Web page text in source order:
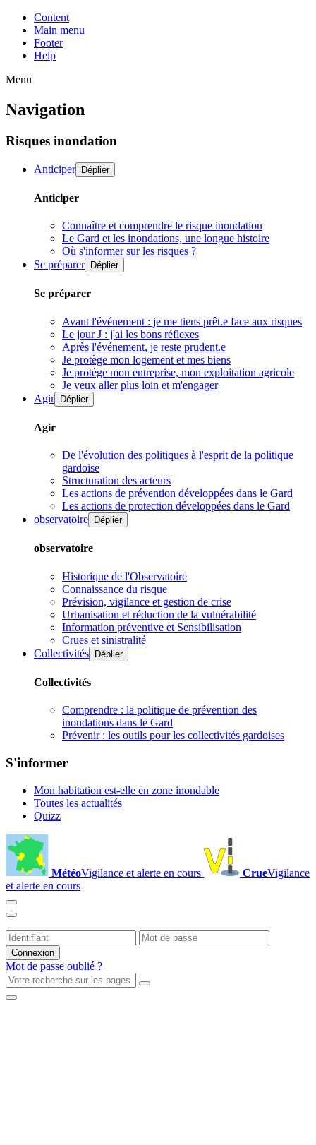
Content
Main menu
Footer
Help
Menu
Navigation
Risques inondation
Anticiper Déplier
Anticiper
Connaître et comprendre le risque inondation
Le Gard et les inondations, une longue histoire
Où s'informer sur les risques ?
Se préparer
Déplier
Se préparer
Avant l'événement : je me tiens prêt.e face aux risques
Le jour J : j'ai les bons réflexes
Après l'événement, je reste prudent.e
Je protège mon logement et mes biens
Je protège mon entreprise, mon exploitation agricole
Je veux aller plus loin et m'engager
Agir Déplier
Agir
De l'évolution des politiques à l'esprit de la politique
gardoise
Structuration des acteurs
Les actions de prévention développées dans le Gard
Les actions de protection développées dans le Gard
observatoire
Déplier
observatoire
Historique de l'Observatoire
Connaissance du risque
Prévision, vigilance et gestion de crise
Urbanisation et réduction de la vulnérabilité
Information préventive et Sensibilisation
Crues et sinistralité
Collectivités Déplier
Collectivités
Comprendre : la politique de prévention des
inondations dans le Gard
Prévenir : les outils pour les collectivités gardoises
S'informer
Mon habitation est-elle en zone inondable
Toutes les actualités
Quizz
MétéoVigilance et alerte en cours CrueVigilance
et alerte en cours
Mot de passe oublié ?